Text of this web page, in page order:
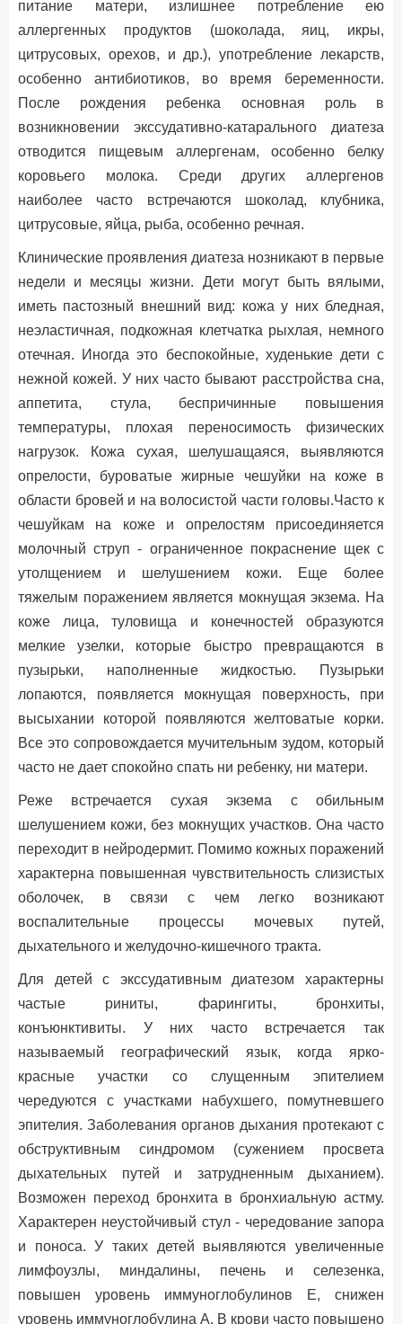
питание матери, излишнее потребление ею
аллергенных продуктов (шоколада, яиц, икры,
цитрусовых, орехов, и др.), употребление лекарств,
особенно антибиотиков, во время беременности.
После рождения ребенка основная роль в
возникновении экссудативно-катарального диатеза
отводится пищевым аллергенам, особенно белку
коровьего молока. Среди других аллергенов
наиболее часто встречаются шоколад, клубника,
цитрусовые, яйца, рыба, особенно речная.
Клинические проявления диатеза нозникают в первые
недели и месяцы жизни. Дети могут быть вялыми,
иметь пастозный внешний вид: кожа у них бледная,
неэластичная, подкожная клетчатка рыхлая, немного
отечная. Иногда это беспокойные, худенькие дети с
нежной кожей. У них часто бывают расстройства сна,
аппетита, стула, беспричинные повышения
температуры, плохая переносимость физических
нагрузок. Кожа сухая, шелушащаяся, выявляются
опрелости, буроватые жирные чешуйки на коже в
области бровей и на волосистой части головы.Часто к
чешуйкам на коже и опрелостям присоединяется
молочный струп - ограниченное покраснение щек с
утолщением и шелушением кожи. Еще более
тяжелым поражением является мокнущая экзема. На
коже лица, туловища и конечностей образуются
мелкие узелки, которые быстро превращаются в
пузырьки, наполненные жидкостью. Пузырьки
лопаются, появляется мокнущая поверхность, при
высыхании которой появляются желтоватые корки.
Все это сопровождается мучительным зудом, который
часто не дает спокойно спать ни ребенку, ни матери.
Реже встречается сухая экзема с обильным
шелушением кожи, без мокнущих участков. Она часто
переходит в нейродермит. Помимо кожных поражений
характерна повышенная чувствительность слизистых
оболочек, в связи с чем легко возникают
воспалительные процессы мочевых путей,
дыхательного и желудочно-кишечного тракта.
Для детей с экссудативным диатезом характерны
частые риниты, фарингиты, бронхиты,
конъюнктивиты. У них часто встречается так
называемый географический язык, когда ярко-
красные участки со слущенным эпителием
чередуются с участками набухшего, помутневшего
эпителия. Заболевания органов дыхания протекают с
обструктивным синдромом (сужением просвета
дыхательных путей и затрудненным дыханием).
Возможен переход бронхита в бронхиальную астму.
Характерен неустойчивый стул - чередование запора
и поноса. У таких детей выявляются увеличенные
лимфоузлы, миндалины, печень и селезенка,
повышен уровень иммуноглобулинов Е, снижен
уровень иммуноглобулина А. В крови часто повышено